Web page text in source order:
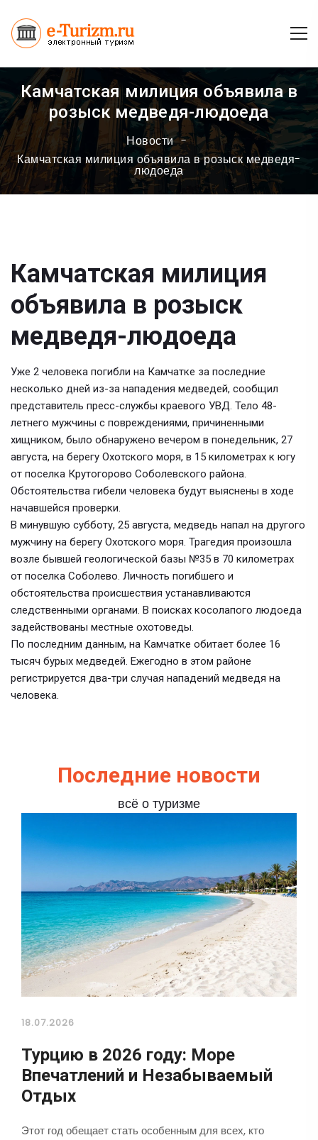
Камчатская милиция объявила в
розыск медведя-людоеда
Новости
Камчатская милиция объявила в розыск медведя-
людоеда
Камчатская милиция
объявила в розыск
медведя-людоеда
Уже 2 человека погибли на Камчатке за последние
несколько дней из-за нападения медведей, сообщил
представитель пресс-службы краевого УВД. Тело 48-
летнего мужчины с повреждениями, причиненными
хищником, было обнаружено вечером в понедельник, 27
августа, на берегу Охотского моря, в 15 километрах к югу
от поселка Крутогорово Соболевского района.
Обстоятельства гибели человека будут выяснены в ходе
начавшейся проверки.
В минувшую субботу, 25 августа, медведь напал на другого
мужчину на берегу Охотского моря. Трагедия произошла
возле бывшей геологической базы №35 в 70 километрах
от поселка Соболево. Личность погибшего и
обстоятельства происшествия устанавливаются
следственными органами. В поисках косолапого людоеда
задействованы местные охотоведы.
По последним данным, на Камчатке обитает более 16
тысяч бурых медведей. Ежегодно в этом районе
регистрируется два-три случая нападений медведя на
человека.
Последние новости
всё о туризме
18.07.2026
Турцию в 2026 году: Море
Впечатлений и Незабываемый
Отдых
Этот год обещает стать особенным для всех, кто